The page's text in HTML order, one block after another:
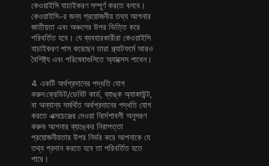
কেওয়াইসি যাচাইকরণসম্পূর্ণ করতে বলবে।
কেওয়াইসি-র জন্য প্রয়োজনীয় তথ্য আপনার
জাতীয়তা এবং অঞ্চলের উপর ভিত্তি করে
পরিবর্তিত হবে। যে ব্যবহারকারীরা কেওয়াইসি
যাচাইকরণ পাস করেছেন তারা প্ল্যাটফর্মে আরও
বৈশিষ্ট্য এবং পরিষেবাগুলিতে অ্যাক্সেস পাবেন।
4. একটি অর্থপ্রদানের পদ্ধতি যোগ
করুন:ক্রেডিট/ডেবিট কার্ড, ব্যাঙ্ক অ্যাকাউন্ট,
বা অন্যান্য সমর্থিত অর্থপ্রদানের পদ্ধতি যোগ
করতে এক্সচেঞ্জের দেওয়া নির্দেশাবলী অনুসরণ
করুন৷ আপনার ব্যাঙ্কের নিরাপত্তা
প্রয়োজনীয়তার উপর নির্ভর করে আপনাকে যে
তথ্য প্রদান করতে হবে তা পরিবর্তিত হতে
পারে।